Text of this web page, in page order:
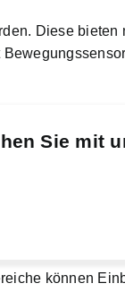
Diese bieten
Sie mit
können